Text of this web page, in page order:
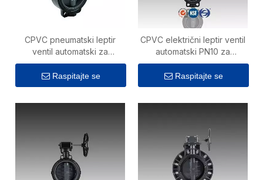
CPVC pneumatski leptir
ventil automatski za
kemijsku industriju
Raspitajte se
CPVC električni leptir ventil
automatski PN10 za
kemikalije
Raspitajte se